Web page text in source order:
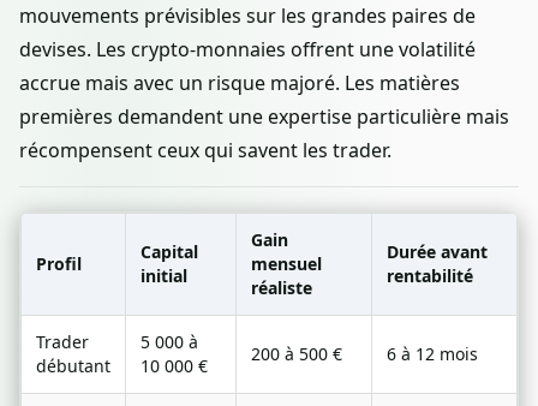
mouvements prévisibles sur les grandes paires de
devises. Les crypto-monnaies offrent une volatilité
accrue mais avec un risque majoré. Les matières
premières demandent une expertise particulière mais
récompensent ceux qui savent les trader.
Profil
Capital
initial
Gain
mensuel
réaliste
Durée avant
rentabilité
Trader
débutant
5 000 à
10 000 €
200 à 500 € 6 à 12 mois